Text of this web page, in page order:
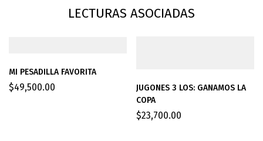
LECTURAS ASOCIADAS
MI PESADILLA FAVORITA
$49,500.00
JUGONES 3 LOS: GANAMOS LA
COPA
$23,700.00